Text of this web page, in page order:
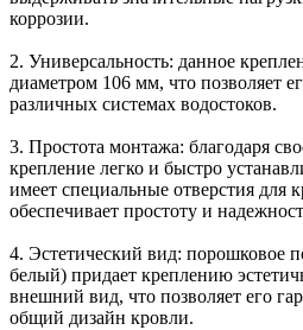
коррозии.
2. Универсальность: данное
диаметром 106 мм, что позволяет
различных системах водостоков.
3. Простота монтажа: благодаря
крепление легко и быстро
имеет специальные отверстия для
обеспечивает простоту и
4. Эстетический вид: порошковое
белый) придает креплению
внешний вид, что позволяет его
общий дизайн кровли.